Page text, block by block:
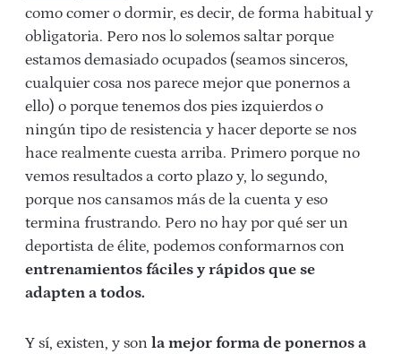
como comer o dormir, es decir, de forma habitual y
obligatoria. Pero nos lo solemos saltar porque
estamos demasiado ocupados (seamos sinceros,
cualquier cosa nos parece mejor que ponernos a
ello) o porque tenemos dos pies izquierdos o
ningún tipo de resistencia y hacer deporte se nos
hace realmente cuesta arriba. Primero porque no
vemos resultados a corto plazo y, lo segundo,
porque nos cansamos más de la cuenta y eso
termina frustrando. Pero no hay por qué ser un
deportista de élite, podemos conformarnos con
entrenamientos fáciles y rápidos que se
adapten a todos.
Y sí, existen, y son la mejor forma de ponernos a